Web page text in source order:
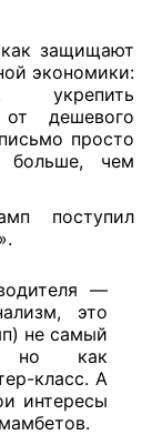
защищают
экономики:
укрепить
дешевого
просто
чем
поступил
—
это
не самый
но как
класс. А
интересы